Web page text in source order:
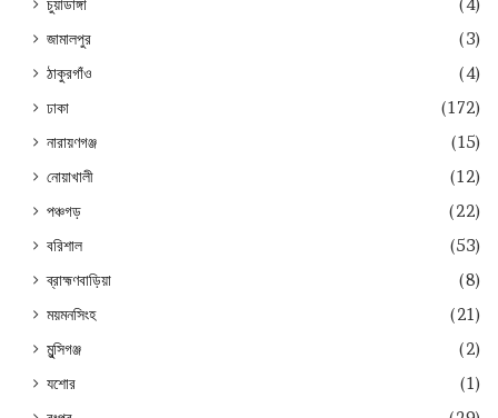
চুয়াডাঙ্গা
(4)
জামালপুর
(3)
ঠাকুরগাঁও
(4)
ঢাকা
(172)
নারায়ণগঞ্জ
(15)
নোয়াখালী
(12)
পঞ্চগড়
(22)
বরিশাল
(53)
ব্রাহ্মণবাড়িয়া
(8)
ময়মনসিংহ
(21)
মুন্সিগঞ্জ
(2)
যশোর
(1)